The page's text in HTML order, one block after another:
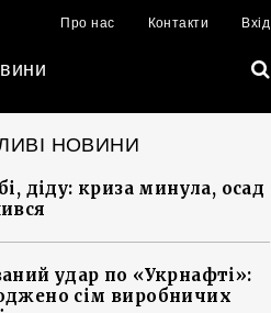
Про нас Контакти Вхід
НОВИНИ
діду: криза минула, осад
удар по «Укрнафті»:
сім виробничих